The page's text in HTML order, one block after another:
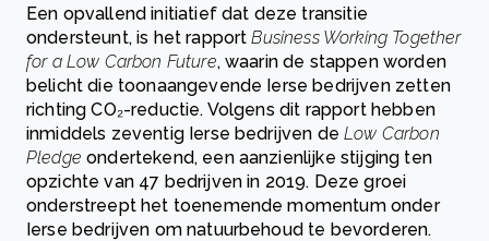
Een opvallend initiatief dat deze transitie
ondersteunt, is het rapportBusiness Working Together
for a Low Carbon Future, waarin de stappen worden
belicht die toonaangevende Ierse bedrijven zetten
richting CO₂-reductie. Volgens dit rapport hebben
inmiddels zeventig Ierse bedrijven deLow Carbon
Pledge ondertekend, een aanzienlijke stijging ten
opzichte van 47 bedrijven in 2019. Deze groei
onderstreept het toenemende momentum onder
Ierse bedrijven om natuurbehoud te bevorderen.